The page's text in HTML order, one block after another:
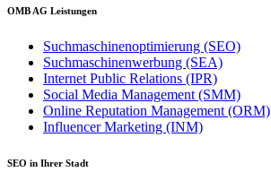
OMB AG Leistungen
Suchmaschinenoptimierung (SEO)
Suchmaschinenwerbung (SEA)
Internet Public Relations (IPR)
Social Media Management (SMM)
Online Reputation Management (ORM)
Influencer Marketing (INM)
SEO in Ihrer Stadt